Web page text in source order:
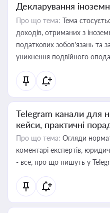
Декларування
Про що тема: Тема
доходів, отриманих з
податкових зобов’язань та
уникнення подвійного
Telegram канали для
кейси, практичні
Про що тема: Огляди
коментарі експертів,
- все, про що пишуть у